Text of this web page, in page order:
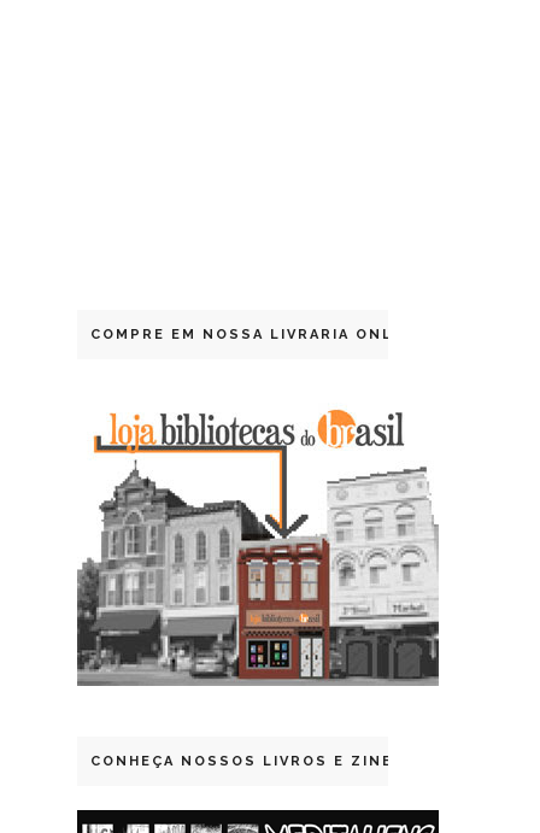
COMPRE EM NOSSA LIVRARIA ONLINE
CONHEÇA NOSSOS LIVROS E ZINES